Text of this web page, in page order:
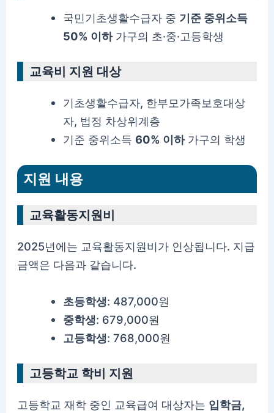
국민기초생활수급자 중 기준 중위소득
50% 이하가구의 초·중·고등학생
교육비 지원 대상
기초생활수급자, 한부모가족보호대상
자, 법정 차상위계층
기준 중위소득 60% 이하가구의 학생
지원 내용
교육활동지원비
2025년에는 교육활동지원비가 인상됩니다. 지급
금액은 다음과 같습니다.
초등학생: 487,000원
중학생: 679,000원
고등학생: 768,000원
고등학교 학비 지원
고등학교 재학 중인 교육급여 대상자는 입학금,